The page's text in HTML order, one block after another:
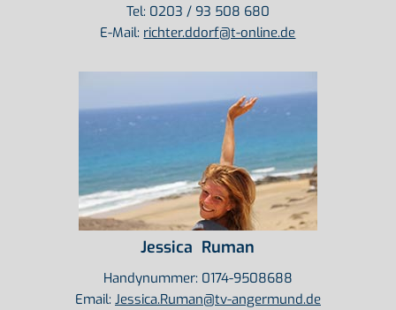
Tel: 0203 / 93 508 680
E-Mail: richter.ddorf@t-online.de
Jessica Ruman
Handynummer: 0174-9508688
Email: Jessica.Ruman@tv-angermund.de